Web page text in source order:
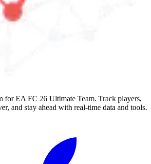
for EA FC 26 Ultimate Team. Track players,
and stay ahead with real-time data and tools.